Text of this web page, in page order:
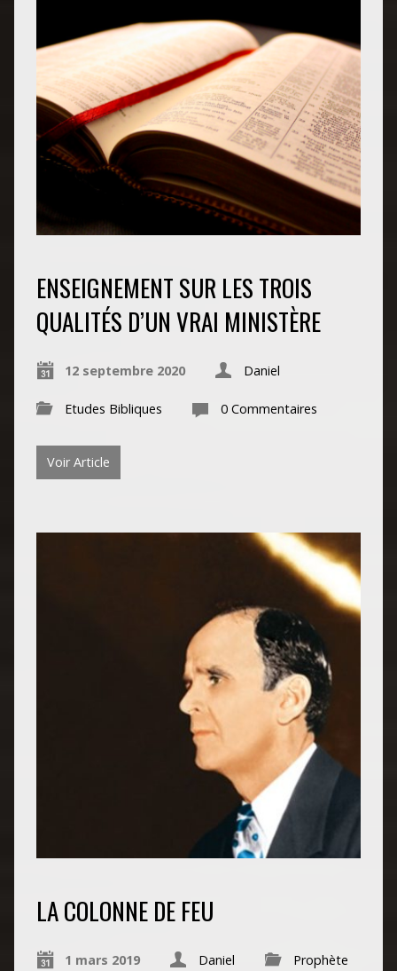
ENSEIGNEMENT SUR LES TROIS
QUALITÉS D’UN VRAI MINISTÈRE
12 septembre 2020 Daniel
Etudes Bibliques 0 Commentaires
Voir Article
LA COLONNE DE FEU
1 mars 2019 Daniel Prophète